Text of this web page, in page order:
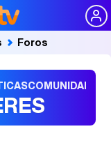
Foros
COMUNIDAD